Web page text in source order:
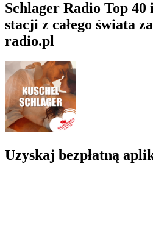
Schlager Radio Top
stacji z całego świata
radio.pl
Uzyskaj bezpłatną